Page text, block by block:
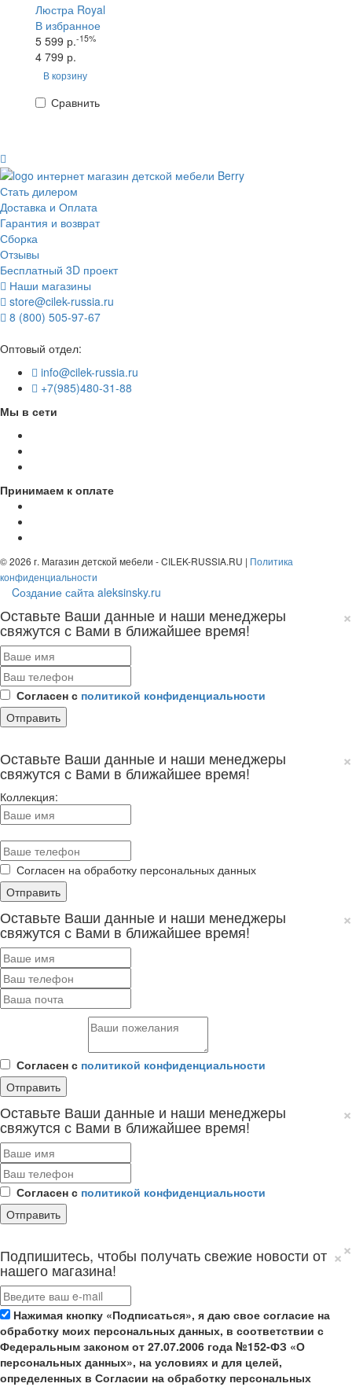
Люстра Royal
В избранное
5 599 р.-15%
4 799 р.
В корзину
Сравнить
Стать дилером
Доставка и Оплата
Гарантия и возврат
Сборка
Отзывы
Бесплатный 3D проект
Наши магазины
store@cilek-russia.ru
8 (800) 505-97-67
Оптовый отдел:
info@cilek-russia.ru
+7(985)480-31-88
Мы в сети
Принимаем к оплате
© 2026 г. Магазин детской мебели - CILEK-RUSSIA.RU | Политика
конфиденциальности
Cоздание сайта aleksinsky.ru
×
Оставьте Ваши данные и наши менеджеры
свяжутся с Вами в ближайшее время!
Согласен с политикой конфиденциальности
×
Оставьте Ваши данные и наши менеджеры
свяжутся с Вами в ближайшее время!
Коллекция:
Согласен на обработку персональных данных
×
Оставьте Ваши данные и наши менеджеры
свяжутся с Вами в ближайшее время!
Согласен с политикой конфиденциальности
×
Оставьте Ваши данные и наши менеджеры
свяжутся с Вами в ближайшее время!
Согласен с политикой конфиденциальности
×
×
Подпишитесь, чтобы получать свежие новости от
нашего магазина!
Нажимая кнопку «Подписаться», я даю свое согласие на
обработку моих персональных данных, в соответствии с
Федеральным законом от 27.07.2006 года №152-ФЗ «О
персональных данных», на условиях и для целей,
определенных в Согласии на обработку персональных